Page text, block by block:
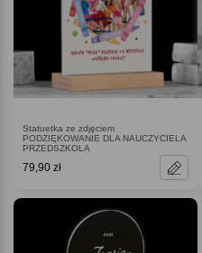
Statuetka ze zdjęciem
PODZIĘKOWANIE DLA NAUCZYCIELA
PRZEDSZKOLA
79,90 zł